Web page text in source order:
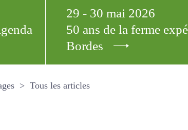
29 - 30 mai 2026
50 ans de la ferme
Bordes
Fourrages Tous les articles